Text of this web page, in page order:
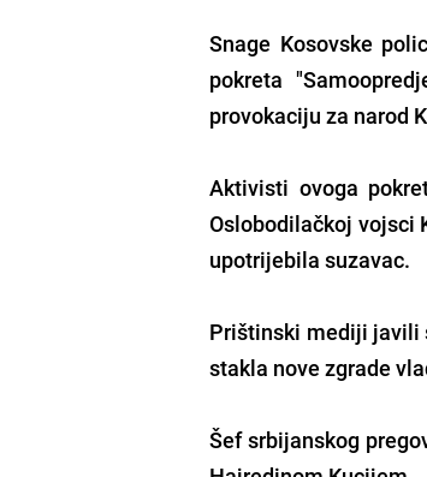
Snage Kosovske
pokreta
provokaciju za narod
Aktivisti ovoga
Oslobodilačkoj vojsci
upotrijebila suzavac.
Prištinski mediji javili
stakla nove zgrade
Šef srbijanskog